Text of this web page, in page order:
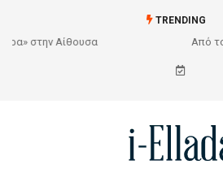
TRENDING
Από το Σχέδιο στην